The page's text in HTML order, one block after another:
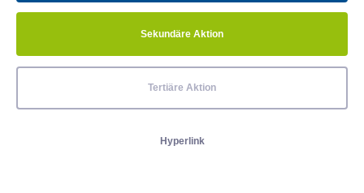
Sekundäre Aktion
Tertiäre Aktion
Hyperlink